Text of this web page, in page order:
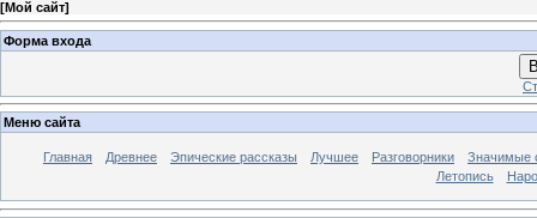
[Мой сайт]
Форма входа
Меню сайта
Главная Древнее Эпические рассказы Лучшее Разговорники
Значимые
Летопись